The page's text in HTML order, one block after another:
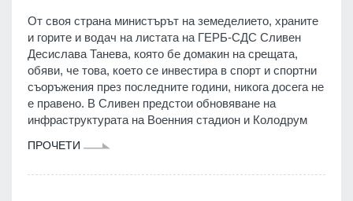
От своя страна министърът на земеделието, храните
и горите и водач на листата на ГЕРБ-СДС Сливен
Десислава Танева, която бе домакин на срещата,
обяви, че това, което се инвестира в спорт и спортни
съоръжения през последните години, никога досега не
е правено. В Сливен предстои обновяване на
инфраструктурата на Военния стадион и Колодрум
ПРОЧЕТИ